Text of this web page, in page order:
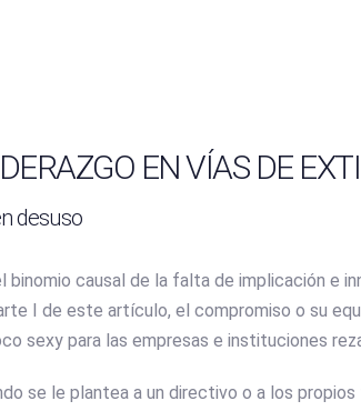
EN VÍAS DE
desuso
binomio causal de la falta de implicación e
I de este artículo, el compromiso o su
sexy para las empresas e instituciones
se le plantea a un directivo o a los